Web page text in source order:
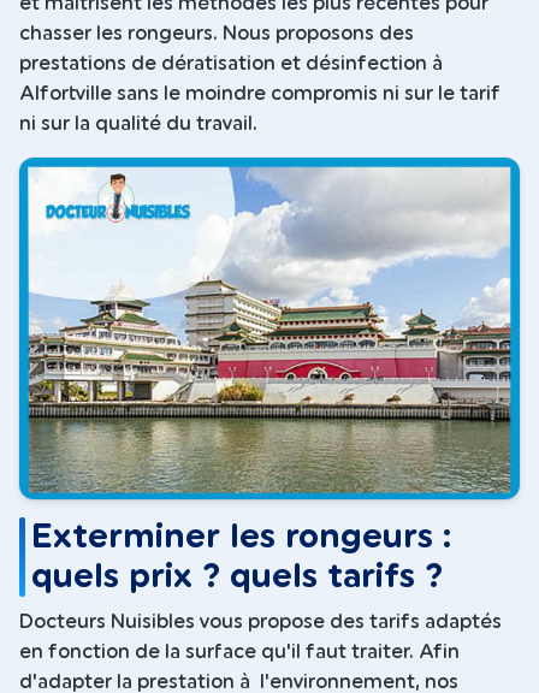
chasser les rongeurs. Nous proposons des
prestations de dératisation et désinfection à
Alfortville sans le moindre compromis ni sur le tarif
ni sur la qualité du travail.
Exterminer les rongeurs :
quels prix ? quels tarifs ?
Docteurs Nuisibles vous propose des tarifs adaptés
en fonction de la surface qu'il faut traiter. Afin
d'adapter la prestation à l'environnement, nos